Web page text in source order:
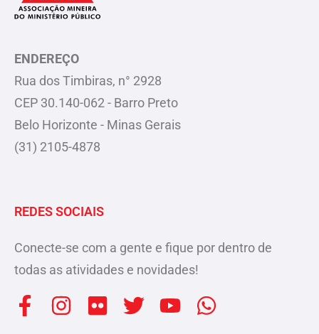
ENDEREÇO
Rua dos Timbiras, n° 2928
CEP 30.140-062 - Barro Preto
Belo Horizonte - Minas Gerais
(31) 2105-4878
REDES SOCIAIS
Conecte-se com a gente e fique por dentro de
todas as atividades e novidades!
F
a
I F T Y W